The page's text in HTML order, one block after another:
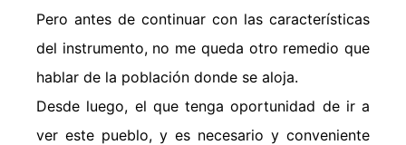
Pero antes de continuar con las características
del instrumento, no me queda otro remedio que
hablar de la población donde se aloja.
Desde luego, el que tenga oportunidad de ir a
ver este pueblo, y es necesario y conveniente